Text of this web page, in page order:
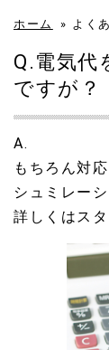
ホーム » よく
Q.電気代
ですが？
A.
もちろん対
シュミレー
詳しくはス